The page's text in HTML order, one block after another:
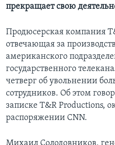
прекращает свою
Продюсерская компания
отвечающая за
американского
государственного
четверг об увольнении
сотрудников. Об этом
записке T&R Productions,
распоряжении CNN.